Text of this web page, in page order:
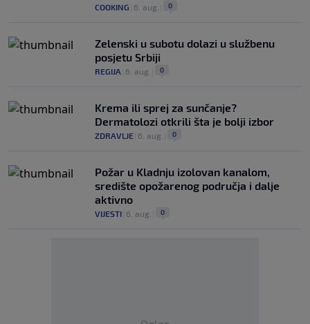
COOKING 6. aug. 0
Zelenski u subotu dolazi u službenu
posjetu Srbiji
REGIJA 6. aug. 0
Krema ili sprej za sunčanje?
Dermatolozi otkrili šta je bolji izbor
ZDRAVLJE 6. aug. 0
Požar u Kladnju izolovan kanalom,
središte opožarenog područja i dalje
aktivno
VIJESTI 6. aug. 0